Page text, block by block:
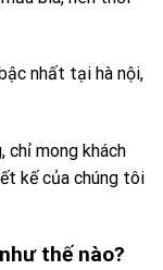
nhất tại hà nội,
chỉ mong khách
kế của chúng tôi
thế nào?